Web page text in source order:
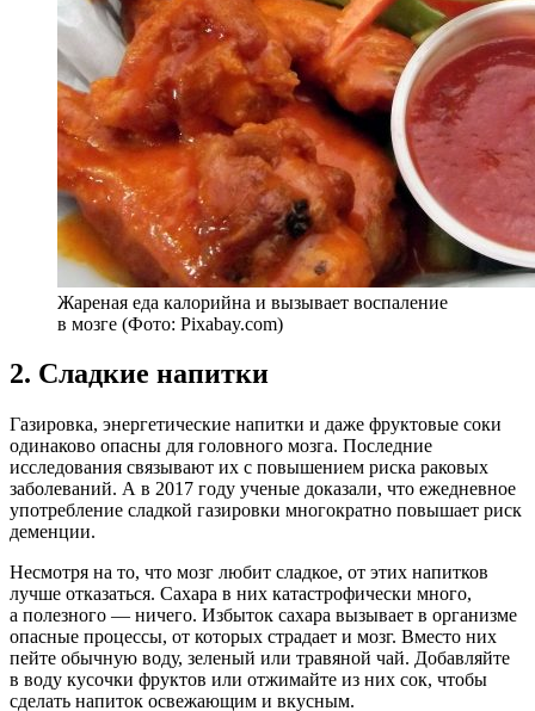
Жареная еда калорийна и вызывает воспаление
в мозге (Фото: Pixabay.com)
2. Сладкие напитки
Газировка, энергетические напитки и даже фруктовые соки
одинаково опасны для головного мозга. Последние
исследования связывают их с повышением риска раковых
заболеваний. А в 2017 году ученые доказали, что ежедневное
употребление сладкой газировки многократно повышает риск
деменции.
Несмотря на то, что мозг любит сладкое, от этих напитков
лучше отказаться. Сахара в них катастрофически много,
а полезного — ничего. Избыток сахара вызывает в организме
опасные процессы, от которых страдает и мозг. Вместо них
пейте обычную воду, зеленый или травяной чай. Добавляйте
в воду кусочки фруктов или отжимайте из них сок, чтобы
сделать напиток освежающим и вкусным.